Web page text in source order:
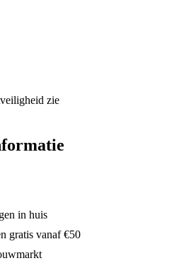
zie
in huis
gratis vanaf €50